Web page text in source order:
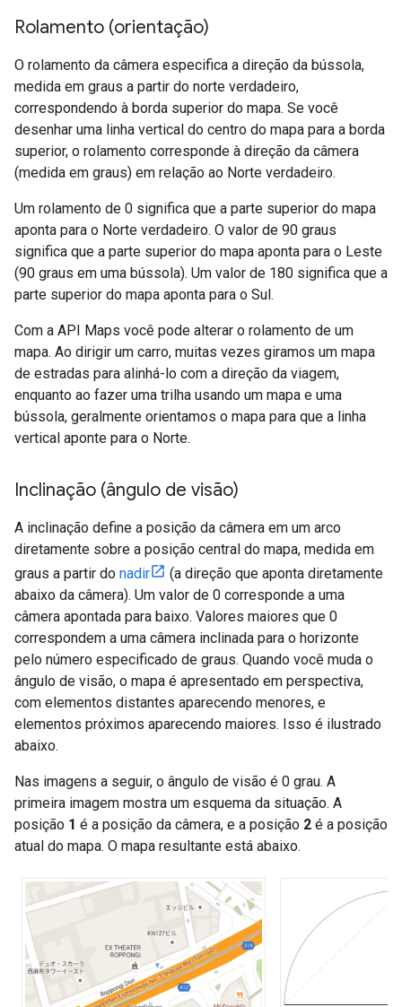
Rolamento (orientação)
O rolamento da câmera especifica a direção da bússola,
medida em graus a partir do norte verdadeiro,
correspondendo à borda superior do mapa. Se você
desenhar uma linha vertical do centro do mapa para a borda
superior, o rolamento corresponde à direção da câmera
(medida em graus) em relação ao Norte verdadeiro.
Um rolamento de 0 significa que a parte superior do mapa
aponta para o Norte verdadeiro. O valor de 90 graus
significa que a parte superior do mapa aponta para o Leste
(90 graus em uma bússola). Um valor de 180 significa que a
parte superior do mapa aponta para o Sul.
Com a API Maps você pode alterar o rolamento de um
mapa. Ao dirigir um carro, muitas vezes giramos um mapa
de estradas para alinhá-lo com a direção da viagem,
enquanto ao fazer uma trilha usando um mapa e uma
bússola, geralmente orientamos o mapa para que a linha
vertical aponte para o Norte.
Inclinação (ângulo de visão)
A inclinação define a posição da câmera em um arco
diretamente sobre a posição central do mapa, medida em
graus a partir do nadir
(a direção que aponta diretamente
abaixo da câmera). Um valor de 0 corresponde a uma
câmera apontada para baixo. Valores maiores que 0
correspondem a uma câmera inclinada para o horizonte
pelo número especificado de graus. Quando você muda o
ângulo de visão, o mapa é apresentado em perspectiva,
com elementos distantes aparecendo menores, e
elementos próximos aparecendo maiores. Isso é ilustrado
abaixo.
Nas imagens a seguir, o ângulo de visão é 0 grau. A
primeira imagem mostra um esquema da situação. A
posição 1 é a posição da câmera, e a posição 2 é a posição
atual do mapa. O mapa resultante está abaixo.